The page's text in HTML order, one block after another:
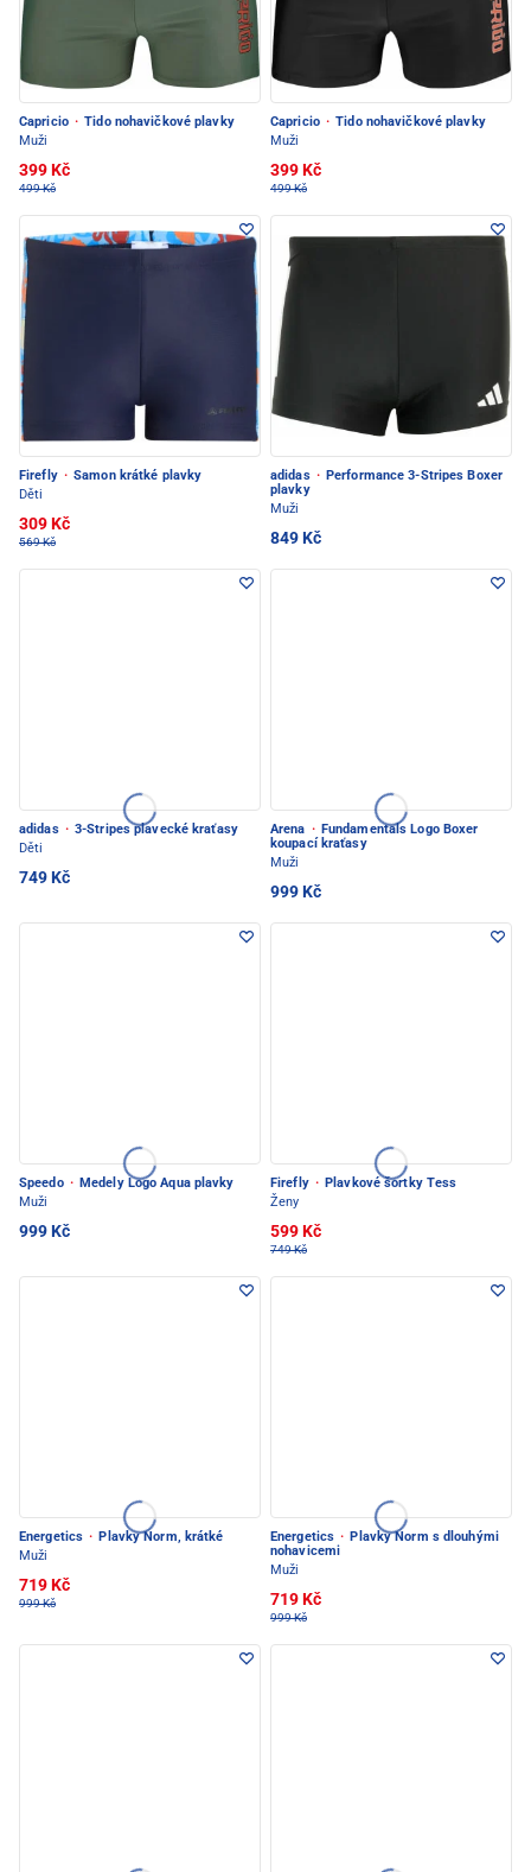
Capricio · Tido nohavičkové plavky
Muži
399 Kč
499 Kč
Capricio · Tido nohavičkové plavky
Muži
399 Kč
499 Kč
Firefly · Samon krátké plavky
Děti
309 Kč
569 Kč
adidas · Performance 3-Stripes Boxer
plavky
Muži
849 Kč
adidas · 3-Stripes plavecké kraťasy
Děti
749 Kč
Arena · Fundamentals Logo Boxer
koupací kraťasy
Muži
999 Kč
Speedo · Medely Logo Aqua plavky
Muži
999 Kč
Firefly · Plavkové šortky Tess
Ženy
599 Kč
749 Kč
Energetics · Plavky Norm, krátké
Muži
719 Kč
999 Kč
Energetics · Plavky Norm s dlouhými
nohavicemi
Muži
719 Kč
999 Kč